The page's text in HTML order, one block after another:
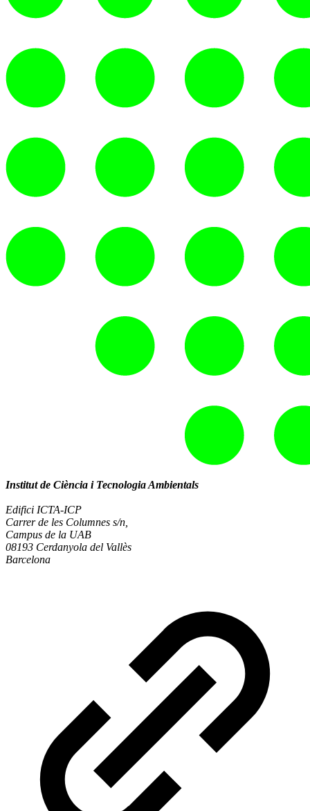
Institut de Ciència i Tecnologia Ambientals
Edifici ICTA-ICP
Carrer de les Columnes s/n,
Campus de la UAB
08193 Cerdanyola del Vallès
Barcelona